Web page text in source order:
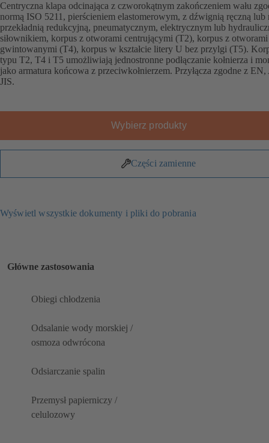
Centryczna klapa odcinająca z czworokątnym zakończeniem wału
normą ISO 5211, pierścieniem elastomerowym, z dźwignią ręczną lub
przekładnią redukcyjną, pneumatycznym, elektrycznym lub
siłownikiem, korpus z otworami centrującymi (T2), korpus z otworami
gwintowanymi (T4), korpus w kształcie litery U bez przylgi (T5).
typu T2, T4 i T5 umożliwiają jednostronne podłączanie kołnierza i
jako armatura końcowa z przeciwkołnierzem. Przyłącza zgodne z
JIS.
Wybierz produkty
Części zamienne
Wyświetl wszystkie dokumenty i pliki do pobrania
Główne zastosowania
Obiegi chłodzenia
Odsalanie wody morskiej /
osmoza odwrócona
Odsiarczanie spalin
Przemysł papierniczy /
celulozowy